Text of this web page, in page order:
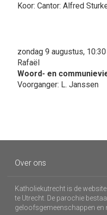
Koor: Cantor: Alfred
zondag 9 augustus, 10:30
Rafaël
Woord- en
Voorganger: L. Janssen
Over ons
Katholiekutrecht is de
te Utrecht. De parochie
geloofsgemeenschappen en